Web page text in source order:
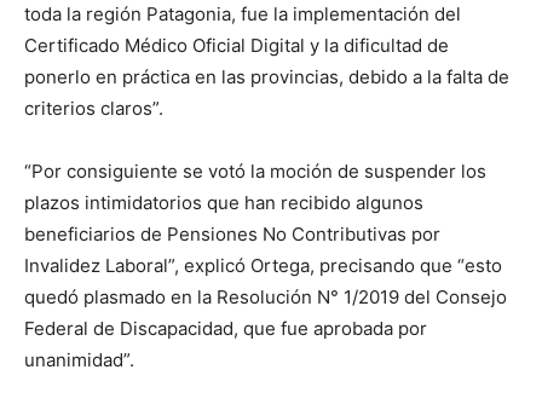
toda la región Patagonia, fue la implementación del
Certificado Médico Oficial Digital y la dificultad de
ponerlo en práctica en las provincias, debido a la falta de
criterios claros”.
“Por consiguiente se votó la moción de suspender los
plazos intimidatorios que han recibido algunos
beneficiarios de Pensiones No Contributivas por
Invalidez Laboral”, explicó Ortega, precisando que “esto
quedó plasmado en la Resolución N° 1/2019 del Consejo
Federal de Discapacidad, que fue aprobada por
unanimidad”.